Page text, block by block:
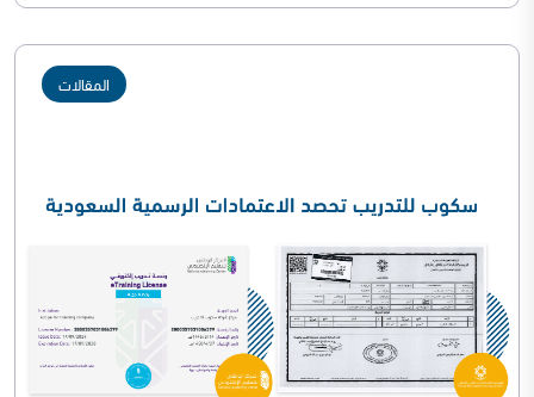
المقالات